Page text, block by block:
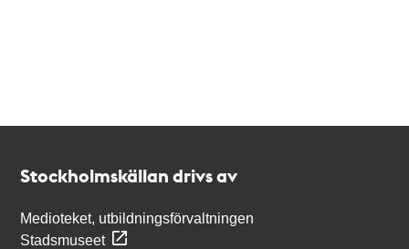
Stockholmskällan drivs av
Medioteket, utbildningsförvaltningen
Stadsmuseet